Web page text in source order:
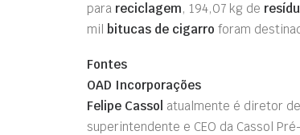
para reciclagem, 194,07 kg de
mil bitucas de cigarro foram
Fontes
OAD Incorporações
Felipe Cassol atualmente é diretor
superintendente e CEO da Cassol